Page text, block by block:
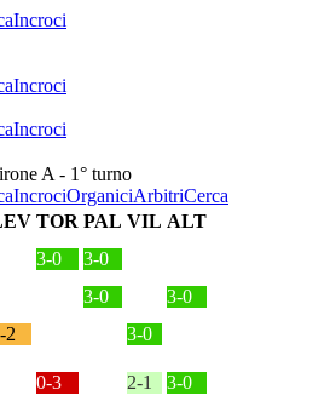
Incroci
Incroci
Incroci
A - 1° turno
IncrociOrganiciArbitriCerca
TOR PAL VIL ALT
3-0
3-0
3-0
3-0
2
3-0
0-3 2-1
3-0